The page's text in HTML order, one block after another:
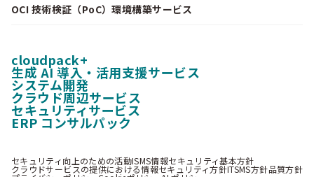
OCI 技術検証（PoC）環境構築サービス
cloudpack+
生成 AI 導入・活用支援サービス
システム開発
クラウド周辺サービス
セキュリティサービス
ERP コンサルパック
セキュリティ向上のための活動ISMS情報セキュリティ基本方針
クラウドサービスの提供における情報セキュリティ方針ITSMS方針品質方針